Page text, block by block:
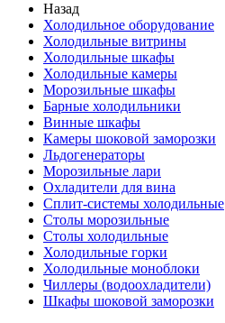
Назад
Холодильное оборудование
Холодильные витрины
Холодильные шкафы
Холодильные камеры
Морозильные шкафы
Барные холодильники
Винные шкафы
Камеры шоковой заморозки
Льдогенераторы
Морозильные лари
Охладители для вина
Сплит-системы холодильные
Столы морозильные
Столы холодильные
Холодильные горки
Холодильные моноблоки
Чиллеры (водоохладители)
Шкафы шоковой заморозки